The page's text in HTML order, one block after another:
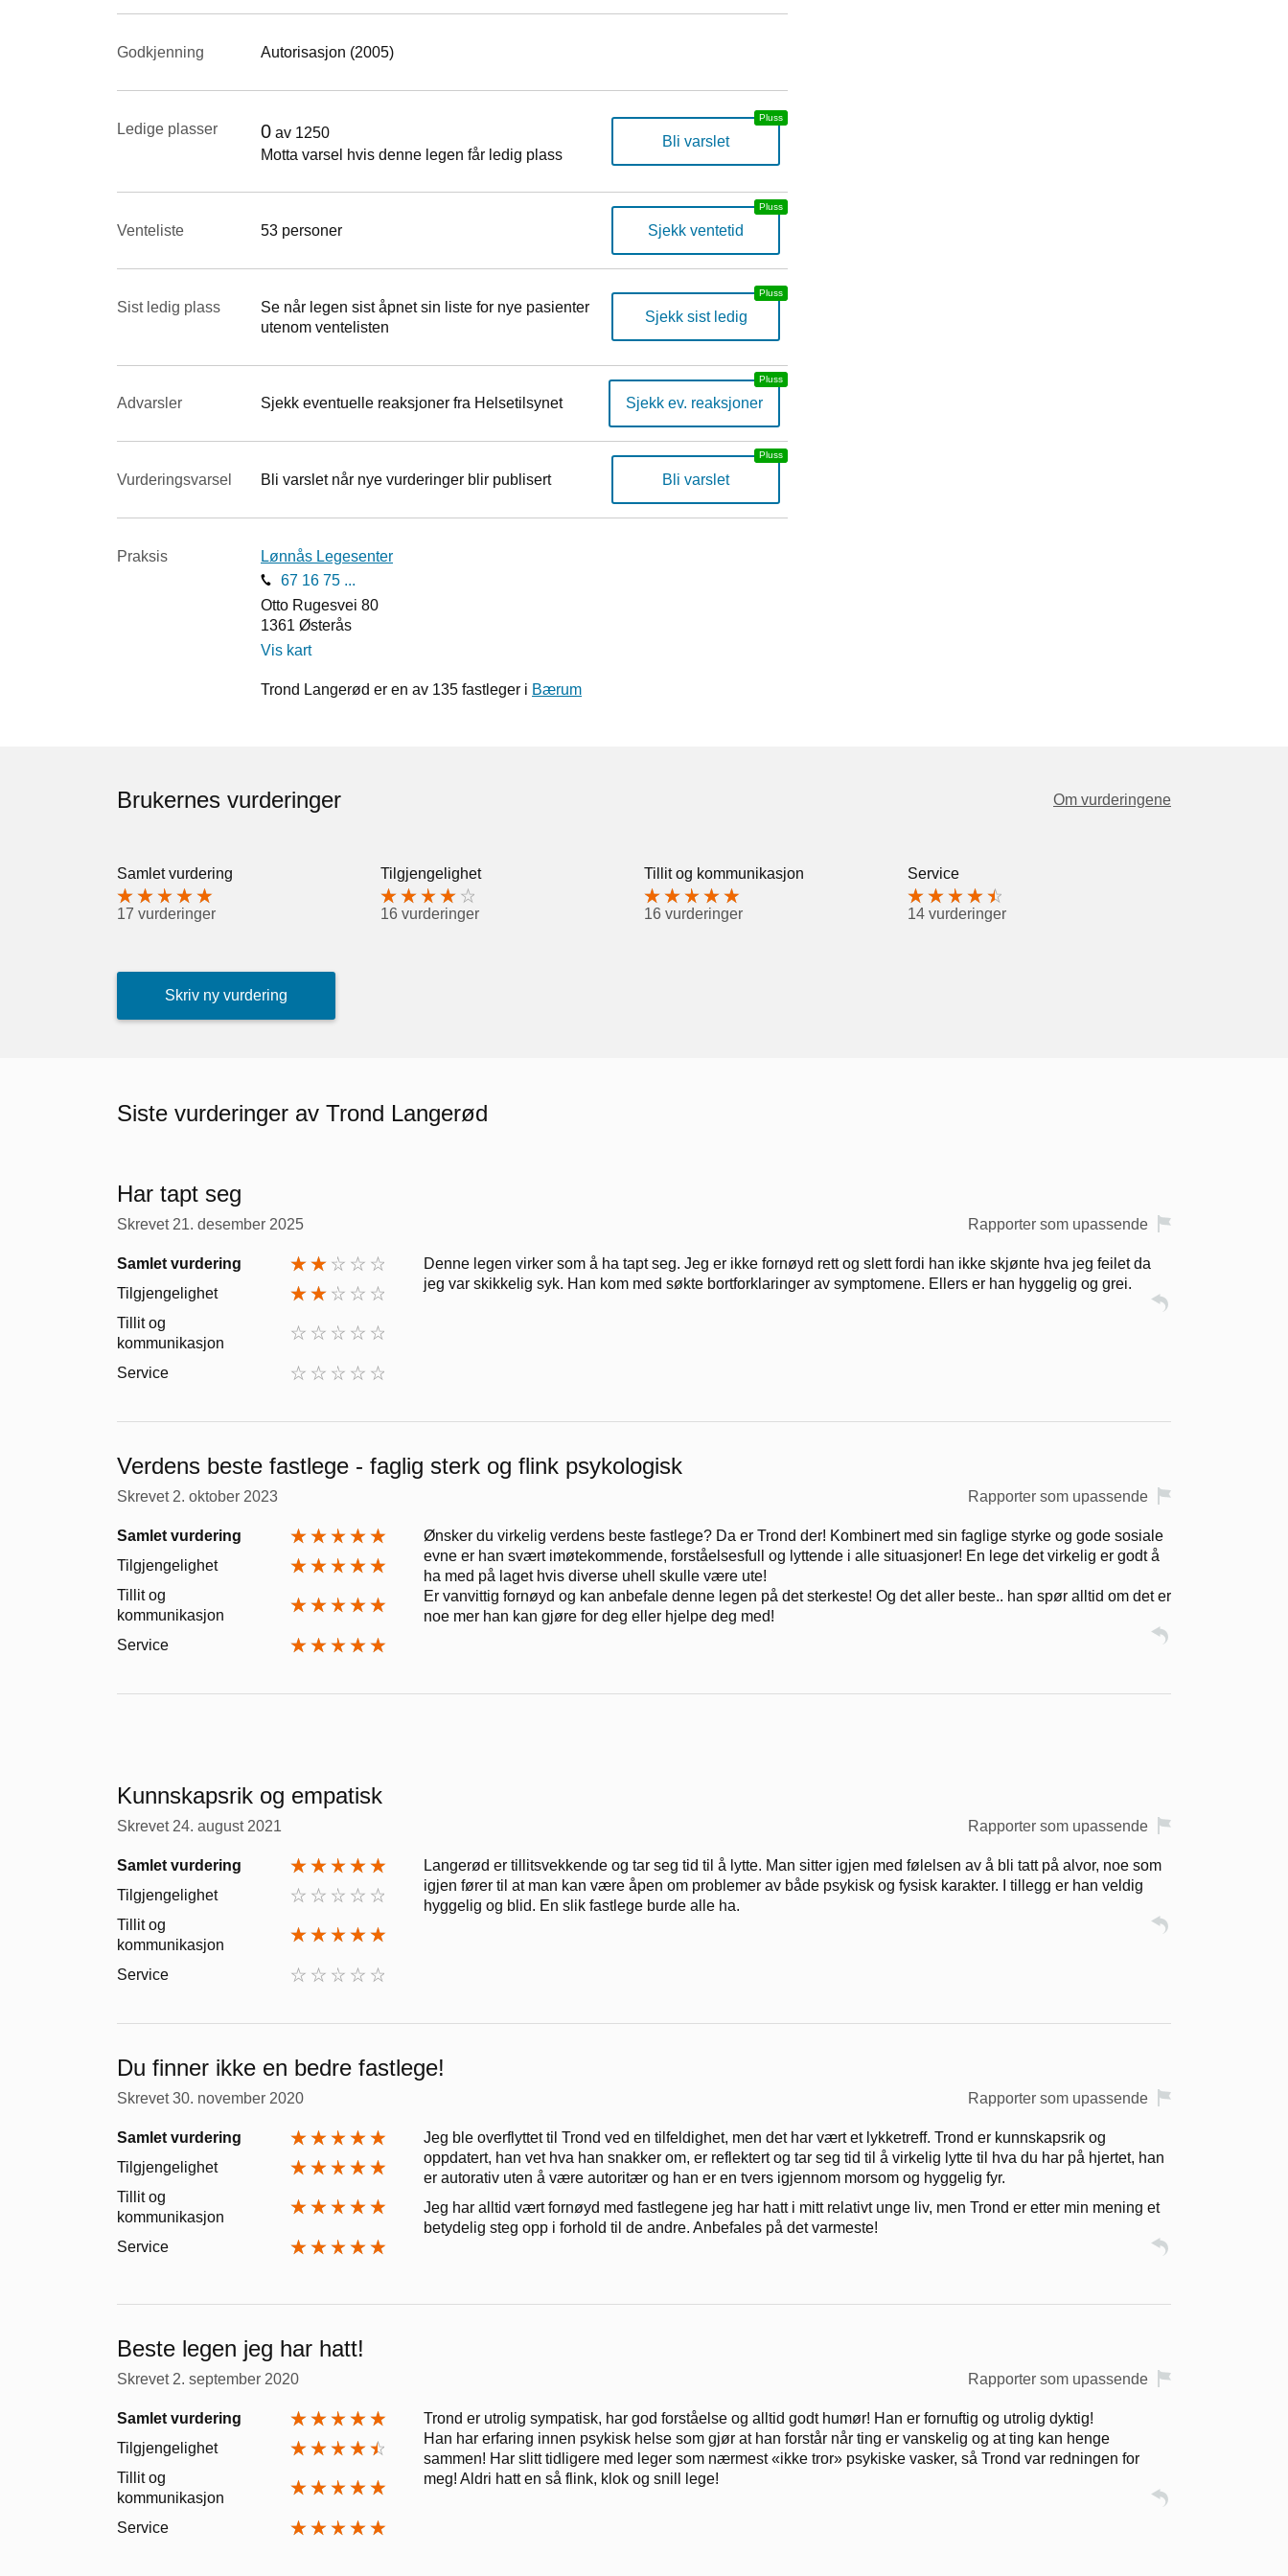
Godkjenning Autorisasjon (2005)
Ledige plasser 0 av 1250
Motta varsel hvis denne legen får ledig plass
Bli varslet
Venteliste 53 personer Sjekk ventetid
Sist ledig plass
Se når legen sist åpnet sin liste for nye pasienter
utenom ventelisten
Sjekk sist ledig
Advarsler Sjekk eventuelle reaksjoner fra Helsetilsynet Sjekk ev. reaksjoner
Vurderings­varsel Bli varslet når nye vurderinger blir publisert Bli varslet
Praksis
Lønnås Legesenter
67 16 75 ...
Otto Rugesvei 80
1361 Østerås
Vis kart
Trond Langerød er en av 135 fastleger i Bærum
Brukernes vurderinger Om vurderingene
Samlet vurdering
17 vurderinger
Tilgjengelighet
16 vurderinger
Tillit og kommunikasjon
16 vurderinger
Service
14 vurderinger
Skriv ny vurdering
Siste vurderinger av Trond Langerød
Har tapt seg
Skrevet 21. desember 2025 Rapporter som upassende
Samlet vurdering
Tilgjengelighet
Tillit og
kommunikasjon
Service
Denne legen virker som å ha tapt seg. Jeg er ikke fornøyd rett og slett fordi han ikke skjønte hva jeg feilet da
jeg var skikkelig syk. Han kom med søkte bortforklaringer av symptomene. Ellers er han hyggelig og grei.
Verdens beste fastlege - faglig sterk og flink psykologisk
Skrevet 2. oktober 2023 Rapporter som upassende
Samlet vurdering
Tilgjengelighet
Tillit og
kommunikasjon
Service
Ønsker du virkelig verdens beste fastlege? Da er Trond der! Kombinert med sin faglige styrke og gode sosiale
evne er han svært imøtekommende, forståelsesfull og lyttende i alle situasjoner! En lege det virkelig er godt å
ha med på laget hvis diverse uhell skulle være ute!
Er vanvittig fornøyd og kan anbefale denne legen på det sterkeste! Og det aller beste.. han spør alltid om det er
noe mer han kan gjøre for deg eller hjelpe deg med!
Kunnskapsrik og empatisk
Skrevet 24. august 2021 Rapporter som upassende
Samlet vurdering
Tilgjengelighet
Tillit og
kommunikasjon
Service
Langerød er tillitsvekkende og tar seg tid til å lytte. Man sitter igjen med følelsen av å bli tatt på alvor, noe som
igjen fører til at man kan være åpen om problemer av både psykisk og fysisk karakter. I tillegg er han veldig
hyggelig og blid. En slik fastlege burde alle ha.
Du finner ikke en bedre fastlege!
Skrevet30. november 2020 Rapporter som upassende
Samlet vurdering
Tilgjengelighet
Tillit og
kommunikasjon
Service
Jeg ble overflyttet til Trond ved en tilfeldighet, men det har vært et lykketreff. Trond er kunnskapsrik og
oppdatert, han vet hva han snakker om, er reflektert og tar seg tid til å virkelig lytte til hva du har på hjertet, han
er autorativ uten å være autoritær og han er en tvers igjennom morsom og hyggelig fyr.
Jeg har alltid vært fornøyd med fastlegene jeg har hatt i mitt relativt unge liv, men Trond er etter min mening et
betydelig steg opp i forhold til de andre. Anbefales på det varmeste!
Beste legen jeg har hatt!
Skrevet 2. september 2020 Rapporter som upassende
Samlet vurdering
Tilgjengelighet
Tillit og
kommunikasjon
Service
Trond er utrolig sympatisk, har god forståelse og alltid godt humør! Han er fornuftig og utrolig dyktig!
Han har erfaring innen psykisk helse som gjør at han forstår når ting er vanskelig og at ting kan henge
sammen! Har slitt tidligere med leger som nærmest «ikke tror» psykiske vasker, så Trond var redningen for
meg! Aldri hatt en så flink, klok og snill lege!